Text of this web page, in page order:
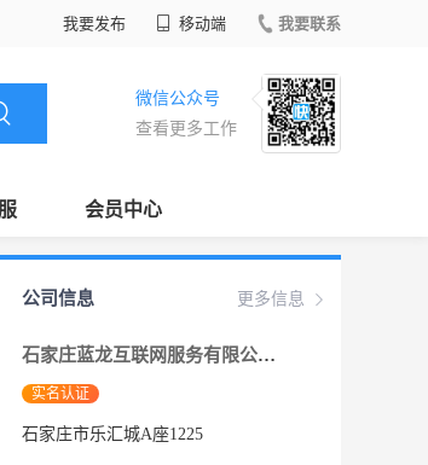
我要发布 移动端 我要联系
微信公众号
查看更多工作
会员中心
更多信息
公司信息
石家庄蓝龙互联网服务有限公司
实名认证
石家庄市乐汇城A座1225